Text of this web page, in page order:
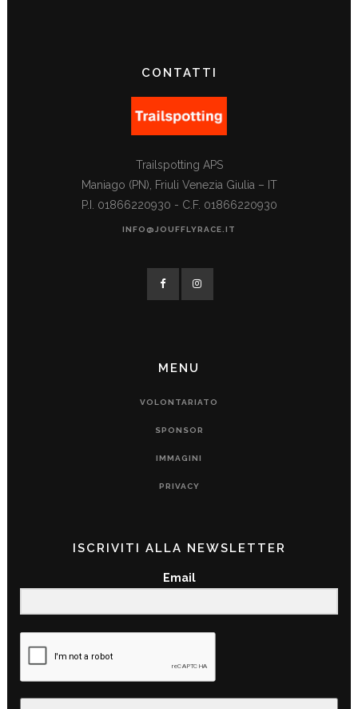
CONTATTI
Trailspotting APS
Maniago (PN), Friuli Venezia Giulia – IT
P.I. 01866220930 - C.F. 01866220930
INFO@JOUFFLYRACE.IT
MENU
VOLONTARIATO
SPONSOR
IMMAGINI
PRIVACY
ISCRIVITI ALLA NEWSLETTER
Email